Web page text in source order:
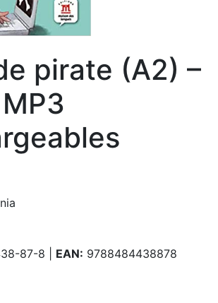
pirate (A2) –
87-8 | EAN: 9788484438878